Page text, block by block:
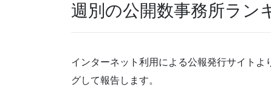
週別の公開数事務所ラン
インターネット利用による公報発行サイト
グして報告します。